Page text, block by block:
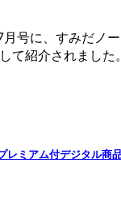
月号に、すみだノ
て紹介されました
レミアム付デジタル商